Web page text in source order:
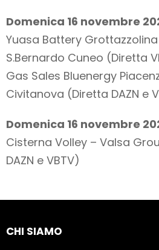
Domenica 16 novembre
Yuasa Battery
S.Bernardo Cuneo (Diretta
Gas Sales Bluenergy
Civitanova (Diretta DAZN e
Domenica 16 novembre
Cisterna Volley – Valsa
DAZN e VBTV)
CHI SIAMO